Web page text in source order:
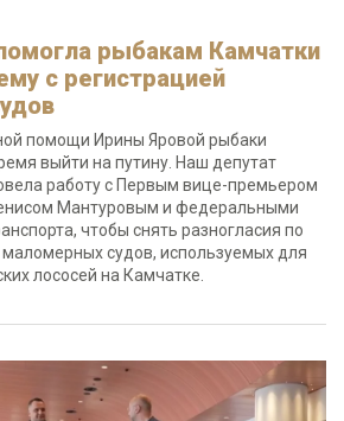
рыбакам Камчатки
с регистрацией
помощи Ирины Яровой рыбаки
выйти на путину. Наш депутат
работу с Первым вице-премьером
Мантуровым и федеральными
чтобы снять разногласия по
маломерных судов, используемых для
лососей на Камчатке.